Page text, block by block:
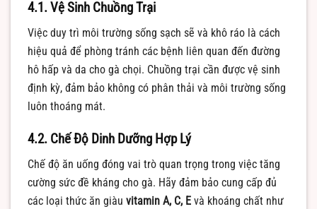
4.1. Vệ Sinh Chuồng Trại
Việc duy trì môi trường sống sạch sẽ và khô ráo là cách
hiệu quả để phòng tránh các bệnh liên quan đến đường
hô hấp và da cho gà chọi. Chuồng trại cần được vệ sinh
định kỳ, đảm bảo không có phân thải và môi trường sống
luôn thoáng mát.
4.2. Chế Độ Dinh Dưỡng Hợp Lý
Chế độ ăn uống đóng vai trò quan trọng trong việc tăng
cường sức đề kháng cho gà. Hãy đảm bảo cung cấp đủ
các loại thức ăn giàu vitamin A, C, E và khoáng chất như